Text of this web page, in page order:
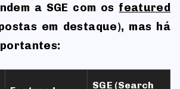
a SGE com os featured
em destaque), mas há
SGE (Search